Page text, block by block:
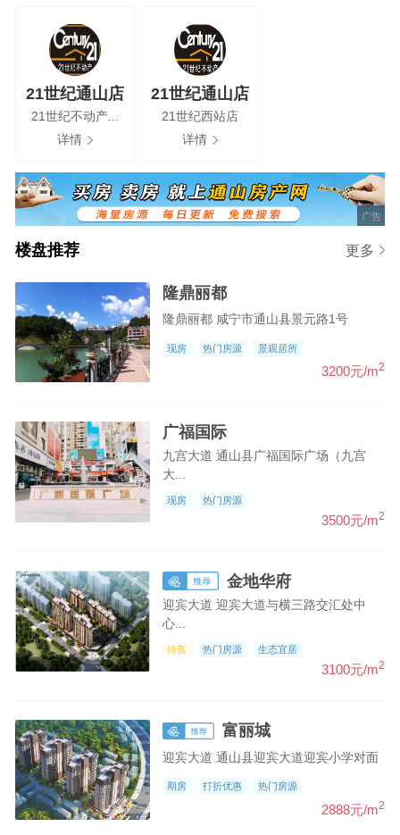
【阿丁】发布了【租房】的求租信息
【王】发布了【求租两室房子】的求租信息
欢迎【21世纪西站店-21世纪通山店】强势入驻
21世纪通山店
21世纪不动产...
详情
21世纪通山店
21世纪西站店
详情
广告
楼盘推荐 更多
隆鼎丽都
隆鼎丽都 咸宁市通山县景元路1号
现房 热门房源 景观居所
3200元/m2
广福国际
九宫大道 通山县广福国际广场（九宫
大...
现房 热门房源
3500元/m2
金地华府
迎宾大道 迎宾大道与横三路交汇处中
心...
待售 热门房源 生态宜居
3100元/m2
富丽城
迎宾大道 通山县迎宾大道迎宾小学对面
期房 打折优惠 热门房源
2888元/m2